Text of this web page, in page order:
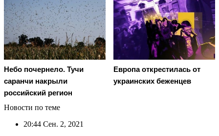
Небо почернело. Тучи
саранчи накрыли
российский регион
Европа открестилась от
украинских беженцев
Новости по теме
20:44 Сен. 2, 2021